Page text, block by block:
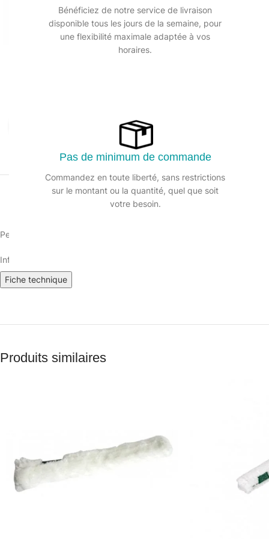
Bénéficiez de notre service de livraison
disponible tous les jours de la semaine, pour
une flexibilité maximale adaptée à vos
horaires.
Pas de minimum de commande
Commandez en toute liberté, sans restrictions
sur le montant ou la quantité, quel que soit
votre besoin.
Peau de rechange pour mouilleur vitres 25cm avec fermeture
Informations sur le produit :
Fiche technique
Produits similaires